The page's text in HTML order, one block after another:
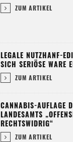
ZUM ARTIKEL
LEGALE NUTZHANF-
SICH SERIÖSE WARE
ZUM ARTIKEL
CANNABIS-AUFLAGE
LANDESAMTS
RECHTSWIDRIG“
ZUM ARTIKEL